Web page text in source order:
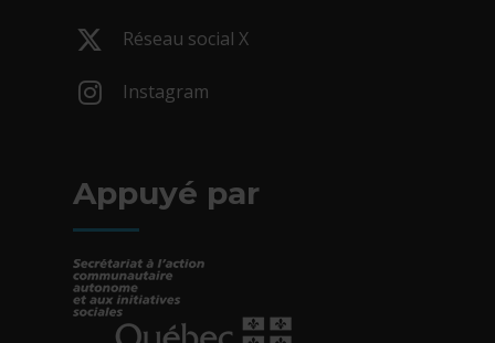
Réseau social X
Instagram
Appuyé par